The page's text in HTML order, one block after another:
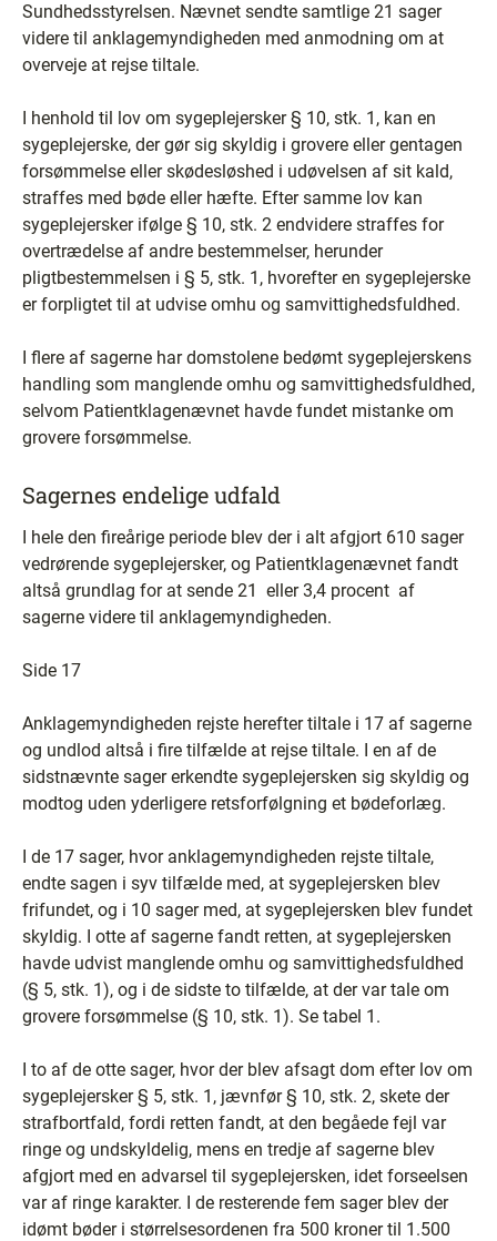
Sundhedsstyrelsen. Nævnet sendte samtlige 21 sager
videre til anklagemyndigheden med anmodning om at
overveje at rejse tiltale.
I henhold til lov om sygeplejersker § 10, stk. 1, kan en
sygeplejerske, der gør sig skyldig i grovere eller gentagen
forsømmelse eller skødesløshed i udøvelsen af sit kald,
straffes med bøde eller hæfte. Efter samme lov kan
sygeplejersker ifølge § 10, stk. 2 endvidere straffes for
overtrædelse af andre bestemmelser, herunder
pligtbestemmelsen i § 5, stk. 1, hvorefter en sygeplejerske
er forpligtet til at udvise omhu og samvittighedsfuldhed.
I flere af sagerne har domstolene bedømt sygeplejerskens
handling som manglende omhu og samvittighedsfuldhed,
selvom Patientklagenævnet havde fundet mistanke om
grovere forsømmelse.
Sagernes endelige udfald
I hele den fireårige periode blev der i alt afgjort 610 sager
vedrørende sygeplejersker, og Patientklagenævnet fandt
altså grundlag for at sende 21 ­ eller 3,4 procent ­ af
sagerne videre til anklagemyndigheden.
Side 17
Anklagemyndigheden rejste herefter tiltale i 17 af sagerne
og undlod altså i fire tilfælde at rejse tiltale. I en af de
sidstnævnte sager erkendte sygeplejersken sig skyldig og
modtog uden yderligere retsforfølgning et bødeforlæg.
I de 17 sager, hvor anklagemyndigheden rejste tiltale,
endte sagen i syv tilfælde med, at sygeplejersken blev
frifundet, og i 10 sager med, at sygeplejersken blev fundet
skyldig. I otte af sagerne fandt retten, at sygeplejersken
havde udvist manglende omhu og samvittighedsfuldhed
(§ 5, stk. 1), og i de sidste to tilfælde, at der var tale om
grovere forsømmelse (§ 10, stk. 1). Se tabel 1.
I to af de otte sager, hvor der blev afsagt dom efter lov om
sygeplejersker § 5, stk. 1, jævnfør § 10, stk. 2, skete der
strafbortfald, fordi retten fandt, at den begåede fejl var
ringe og undskyldelig, mens en tredje af sagerne blev
afgjort med en advarsel til sygeplejersken, idet forseelsen
var af ringe karakter. I de resterende fem sager blev der
idømt bøder i størrelsesordenen fra 500 kroner til 1.500